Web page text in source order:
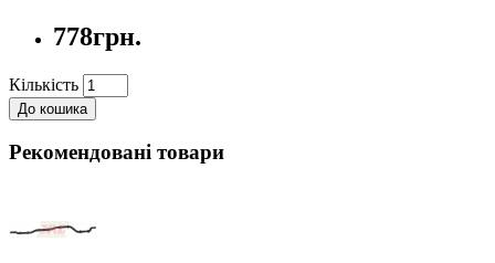
778грн.
Кількість
До кошика
Рекомендовані товари